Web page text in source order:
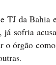
TJ da
sofria
órgão